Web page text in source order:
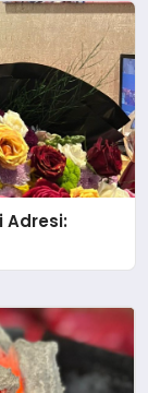
Adresi: